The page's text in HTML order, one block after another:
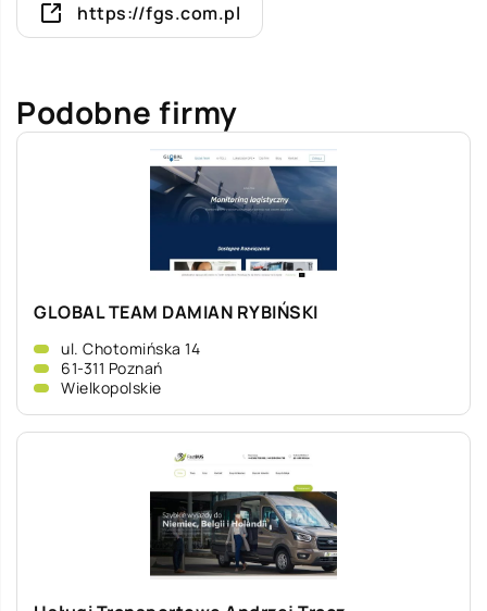
https://fgs.com.pl
Podobne firmy
GLOBAL TEAM DAMIAN RYBIŃSKI
ul. Chotomińska 14
61-311 Poznań
Wielkopolskie